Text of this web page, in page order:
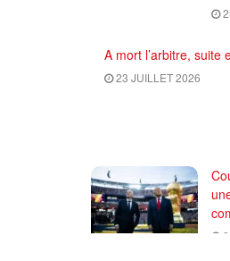
A mort l’arbitre, suite
23 JUILLET 2026